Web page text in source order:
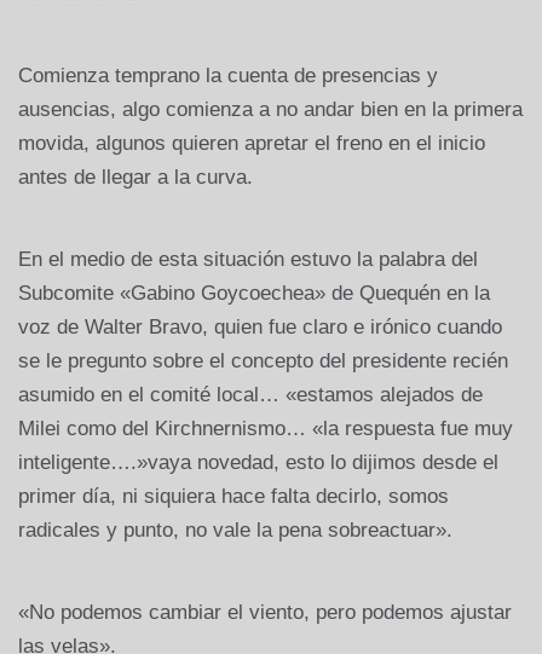
Comienza temprano la cuenta de presencias y
ausencias, algo comienza a no andar bien en la primera
movida, algunos quieren apretar el freno en el inicio
antes de llegar a la curva.
En el medio de esta situación estuvo la palabra del
Subcomite «Gabino Goycoechea» de Quequén en la
voz de Walter Bravo, quien fue claro e irónico cuando
se le pregunto sobre el concepto del presidente recién
asumido en el comité local… «estamos alejados de
Milei como del Kirchnernismo… «la respuesta fue muy
inteligente….»vaya novedad, esto lo dijimos desde el
primer día, ni siquiera hace falta decirlo, somos
radicales y punto, no vale la pena sobreactuar».
«No podemos cambiar el viento, pero podemos ajustar
las velas».